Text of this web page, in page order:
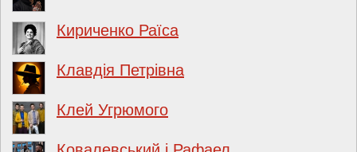
Кириченко Раїса
Клавдія Петрівна
Клей Угрюмого